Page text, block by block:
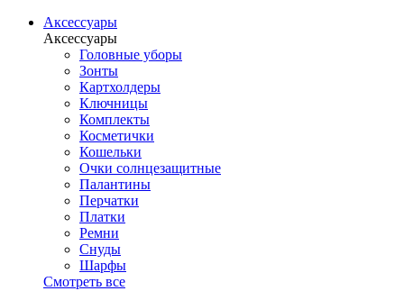
Аксессуары
Аксессуары
Головные уборы
Зонты
Картхолдеры
Ключницы
Комплекты
Косметички
Кошельки
Очки солнцезащитные
Палантины
Перчатки
Платки
Ремни
Снуды
Шарфы
Смотреть все